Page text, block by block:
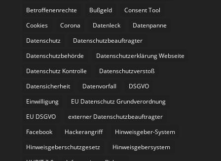
Betroffenenrechte
Bußgeld
Consent Tool
Cookies
Corona Datenleck
Datenpanne
Datenschutz
Datenschutzbeauftragter
Datenschutzbehörde
Datenschutzerklärung Webseite
Datenschutz Kontrolle
Datenschutzverstoß
Datensicherheit
Datenvorfall
DSGVO
Einwilligung
EU Datenschutz Grundverordnung
EU DSGVO
externer Datenschutzbeauftragter
Facebook
Hackerangriff
Hinweisgeber-System
Hinweisgeberschutzgesetz
Hinweisgebersystem